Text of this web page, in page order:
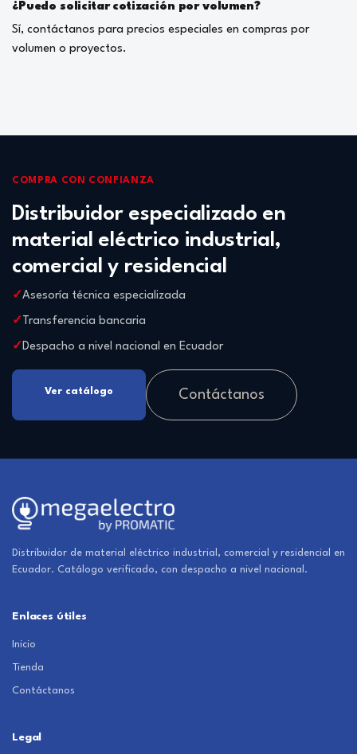
¿Puedo solicitar cotización por volumen?
Sí, contáctanos para precios especiales en compras por
volumen o proyectos.
COMPRA CON CONFIANZA
Distribuidor especializado en
material eléctrico industrial,
comercial y residencial
Asesoría técnica especializada
Transferencia bancaria
Despacho a nivel nacional en Ecuador
Ver catálogo Contáctanos
Distribuidor de material eléctrico industrial, comercial y residencial en
Ecuador. Catálogo verificado, con despacho a nivel nacional.
Enlaces útiles
Inicio
Tienda
Contáctanos
Legal